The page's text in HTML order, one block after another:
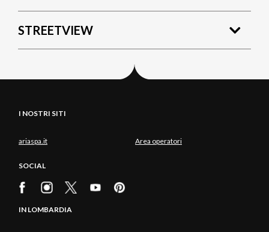
STREETVIEW
I NOSTRI SITI
ariaspa.it Area operatori
SOCIAL
IN LOMBARDIA